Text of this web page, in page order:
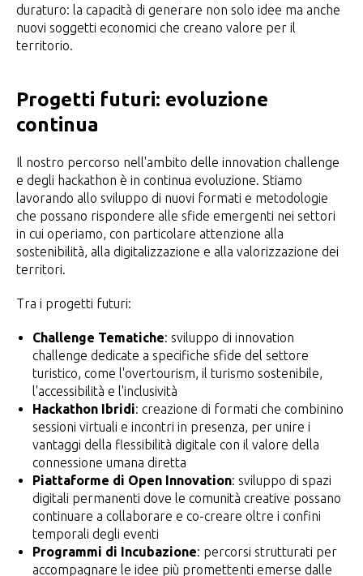
duraturo: la capacità di generare non solo idee ma anche
nuovi soggetti economici che creano valore per il
territorio.
Progetti futuri: evoluzione
continua
Il nostro percorso nell'ambito delle innovation challenge
e degli hackathon è in continua evoluzione. Stiamo
lavorando allo sviluppo di nuovi formati e metodologie
che possano rispondere alle sfide emergenti nei settori
in cui operiamo, con particolare attenzione alla
sostenibilità, alla digitalizzazione e alla valorizzazione dei
territori.
Tra i progetti futuri:
Challenge Tematiche: sviluppo di innovation
challenge dedicate a specifiche sfide del settore
turistico, come l'overtourism, il turismo sostenibile,
l'accessibilità e l'inclusività
Hackathon Ibridi: creazione di formati che combinino
sessioni virtuali e incontri in presenza, per unire i
vantaggi della flessibilità digitale con il valore della
connessione umana diretta
Piattaforme di Open Innovation: sviluppo di spazi
digitali permanenti dove le comunità creative possano
continuare a collaborare e co-creare oltre i confini
temporali degli eventi
Programmi di Incubazione: percorsi strutturati per
accompagnare le idee più promettenti emerse dalle